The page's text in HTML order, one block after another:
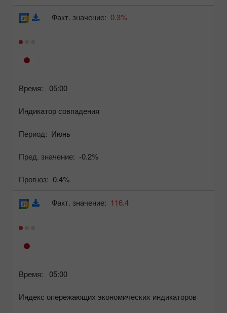
Время: 05:00
Индикатор совпадения
Период: Июнь
Пред. значение: -0.2%
Прогноз: 0.4%
Факт. значение: 0.3%
Время: 05:00
Индекс опережающих экономических индикаторов
Факт. значение: 116.4